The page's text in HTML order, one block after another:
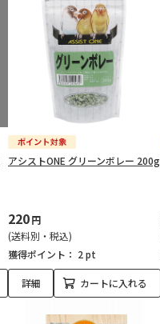
アシストONE グリーンボレー 200g
220円
(送料別・税込)
獲得ポイント： 2 pt
詳細 カートに入れる